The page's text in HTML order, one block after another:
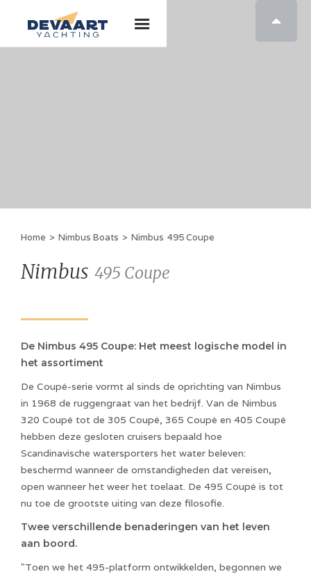

Home > Nimbus Boats > Nimbus 495 Coupe
Nimbus 495 Coupe
De Nimbus 495 Coupe: Het meest logische model in
het assortiment
De Coupé-serie vormt al sinds de oprichting van Nimbus
in 1968 de ruggengraat van het bedrijf. Van de Nimbus
320 Coupé tot de 305 Coupé, 365 Coupé en 405 Coupé
hebben deze gesloten cruisers bepaald hoe
Scandinavische watersporters het water beleven:
beschermd wanneer de omstandigheden dat vereisen,
open wanneer het weer het toelaat. De 495 Coupé is tot
nu toe de grootste uiting van deze filosofie.
Twee verschillende benaderingen van het leven
aan boord.
"Toen we het 495-platform ontwikkelden, begonnen we